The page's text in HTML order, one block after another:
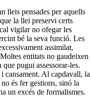
lleis pensades per aquells
la llei preservi certs
vigilar no ofegar les
bé la seva funció. Les
assimilat,
entitats no gaudeixen
pugui assessorar-les.
cansament. Al capdavall, la
és fer gestions, sinó la
un excés de formalismes.